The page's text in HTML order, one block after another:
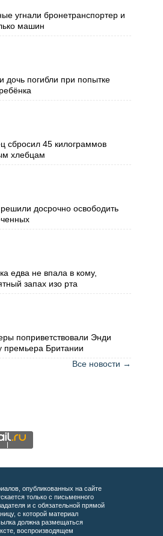
угнали бронетранспортер и
машин
дочь погибли при попытке
сбросил 45 килограммов
хлебцам
досрочно освободить
едва не впала в кому,
запах изо рта
поприветствовали Энди
премьера Британии
Все новости →
опубликованных на сайте
только с письменного
и с обязательной прямой
с которой материал
должна размещаться
воспроизводящем